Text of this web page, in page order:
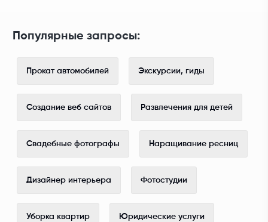
Популярные запросы:
Прокат автомобилей Экскурсии, гиды
Создание веб сайтов Развлечения для детей
Свадебные фотографы Наращивание ресниц
Дизайнер интерьера Фотостудии
Уборка квартир Юридические услуги